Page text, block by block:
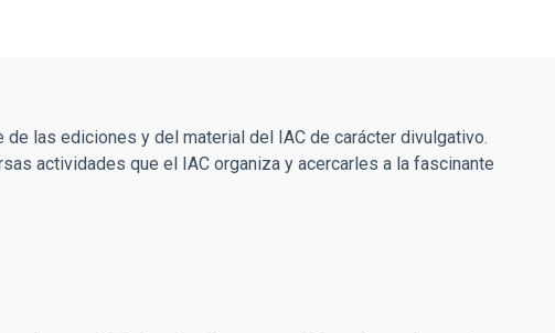
las ediciones y del material del IAC de carácter divulgativo.
actividades que el IAC organiza y acercarles a la fascinante